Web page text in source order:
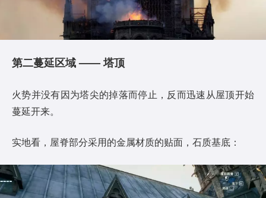
第二蔓延区域 —— 塔顶
火势并没有因为塔尖的掉落而停止，反而迅速从屋顶开始
蔓延开来。
实地看，屋脊部分采用的金属材质的贴面，石质基底：